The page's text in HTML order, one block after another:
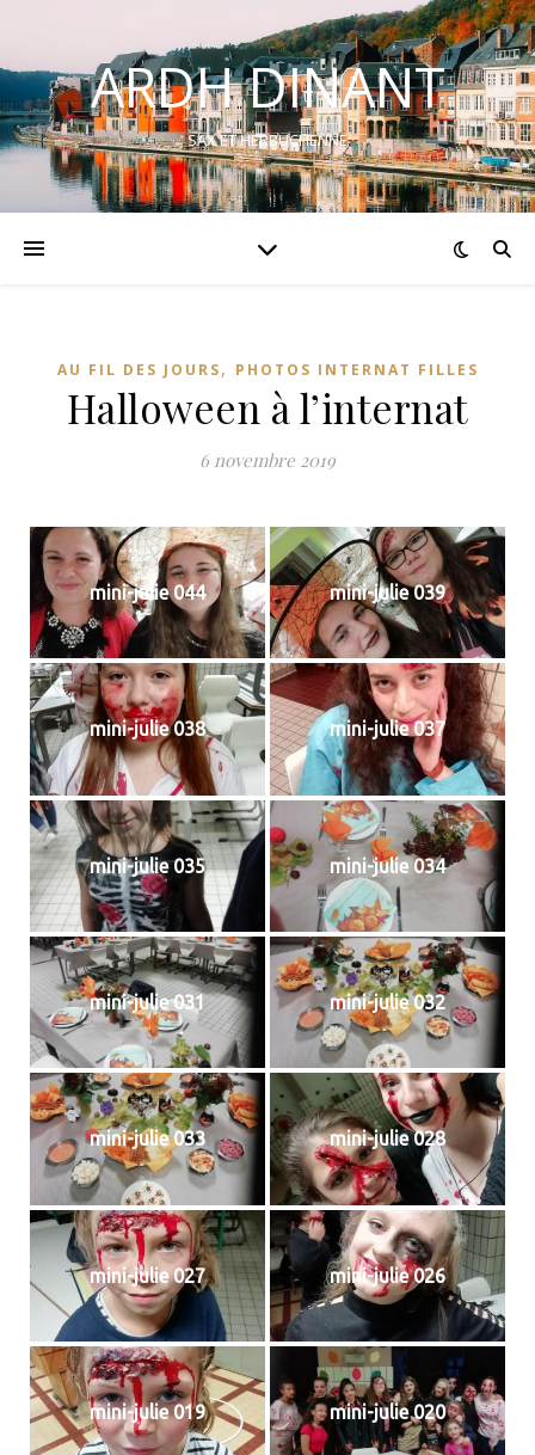
ARDH DINANT
SAX ET HERBUCHENNE
AU FIL DES JOURS, PHOTOS INTERNAT FILLES
Halloween à l’internat
6 novembre 2019
mini-julie 044 mini-julie 039
mini-julie 038 mini-julie 037
mini-julie 035 mini-julie 034
mini-julie 031 mini-julie 032
mini-julie 033 mini-julie 028
mini-julie 027 mini-julie 026
mini-julie 019 mini-julie 020